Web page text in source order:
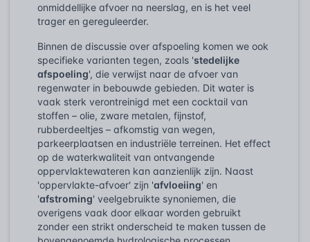
onmiddellijke afvoer na neerslag, en is het veel
trager en gereguleerder.
Binnen de discussie over afspoeling komen we ook
specifieke varianten tegen, zoals 'stedelijke
afspoeling', die verwijst naar de afvoer van
regenwater in bebouwde gebieden. Dit water is
vaak sterk verontreinigd met een cocktail van
stoffen – olie, zware metalen, fijnstof,
rubberdeeltjes – afkomstig van wegen,
parkeerplaatsen en industriële terreinen. Het effect
op de waterkwaliteit van ontvangende
oppervlaktewateren kan aanzienlijk zijn. Naast
'oppervlakte-afvoer' zijn 'afvloeiing' en
'afstroming' veelgebruikte synoniemen, die
overigens vaak door elkaar worden gebruikt
zonder een strikt onderscheid te maken tussen de